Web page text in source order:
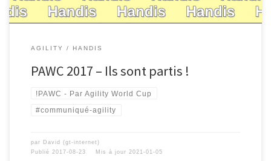
AGILITY HANDIS
PAWC 2017 – Ils sont partis !
!PAWC - Par Agility World Cup
#communiqué-agility
par David (gt-internet)
Publié 2017-08-23 Mis à jour 2021-01-05